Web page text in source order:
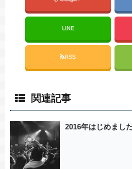
LINE
RSS
関連記事
2016年はじめまし